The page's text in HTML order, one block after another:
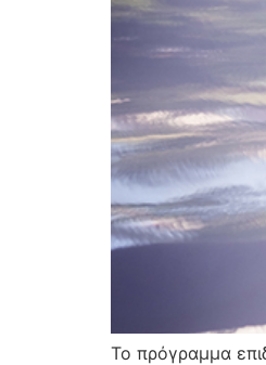
Το πρόγραμμα